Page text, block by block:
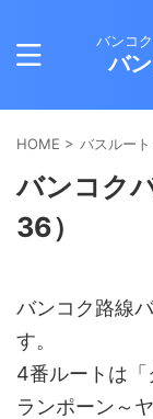
バンコ
バ
HOME > バスルート
バンコク
36）
バンコク路線
す。
4番ルートは
ランポーン～